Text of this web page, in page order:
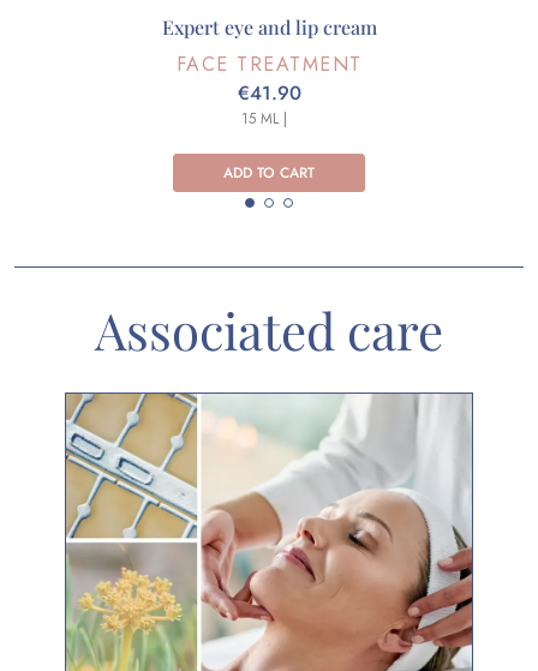
Expert eye and lip cream
FACE TREATMENT
€41.90
ADD TO CART
15 ML |
Associated care